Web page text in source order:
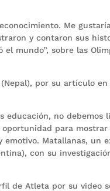
Me
y contaron sus
mundo”, sobre las
por su artículo
educación, no
para
emotivo. Matallanas,
con su
de Atleta por su video